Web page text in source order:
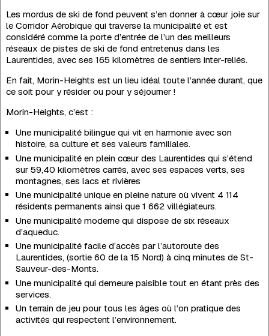
Les mordus de ski de fond peuvent s’en donner à cœur joie sur
le Corridor Aérobique qui traverse la municipalité et est
considéré comme la porte d’entrée de l’un des meilleurs
réseaux de pistes de ski de fond entretenus dans les
Laurentides, avec ses 165 kilomètres de sentiers inter-reliés.
En fait, Morin-Heights est un lieu idéal toute l’année durant, que
ce soit pour y résider ou pour y séjourner !
Morin-Heights, c’est :
Une municipalité bilingue qui vit en harmonie avec son
histoire, sa culture et ses valeurs familiales.
Une municipalité en plein cœur des Laurentides qui s’étend
sur 59,40 kilomètres carrés, avec ses espaces verts, ses
montagnes, ses lacs et rivières
Une municipalité unique en pleine nature où vivent 4 114
résidents permanents ainsi que 1 662 villégiateurs.
Une municipalité moderne qui dispose de six réseaux
d’aqueduc.
Une municipalité facile d’accès par l’autoroute des
Laurentides, (sortie 60 de la 15 Nord) à cinq minutes de St-
Sauveur-des-Monts.
Une municipalité qui demeure paisible tout en étant près des
services.
Un terrain de jeu pour tous les âges où l’on pratique des
activités qui respectent l’environnement.